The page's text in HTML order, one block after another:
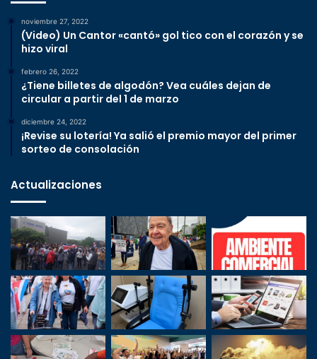
noviembre 27, 2022
(Video) Un Cantor «cantó» gol tico con el corazón y se
hizo viral
febrero 26, 2022
¿Tiene billetes de algodón? Vea cuáles dejan de
circular a partir del 1 de marzo
diciembre 24, 2022
¡Revise su lotería! Ya salió el premio mayor del primer
sorteo de consolación
Actualizaciones